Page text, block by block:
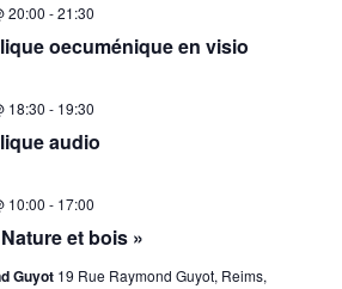
oecuménique en visio
20:00 -21:30
audio
18:30 - 19:30
et bois »
10:00 - 17:00
Guyot 19 Rue Raymond Guyot, Reims,